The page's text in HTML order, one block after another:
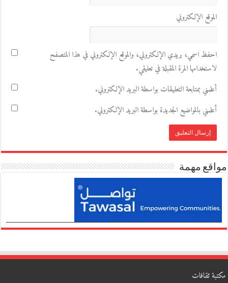
الموقع الإلكتروني
احفظ اسمي، بريدي الإلكتروني، والموقع الإلكتروني في هذا المتصفح
لاستخدامها المرة المقبلة في تعليقي.
أعلمني بمتابعة التعليقات بواسطة البريد الإلكتروني.
أعلمني بالمواضيع الجديدة بواسطة البريد الإلكتروني.
مواقع مهمة
مكتبة ثقافات